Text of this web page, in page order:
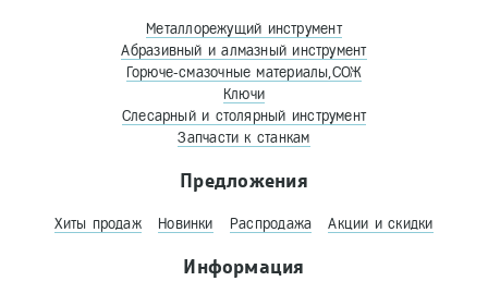
Металлорежущий инструмент
Абразивный и алмазный инструмент
Горюче-смазочные материалы,СОЖ
Ключи
Слесарный и столярный инструмент
Запчасти к станкам
Предложения
Хиты продаж Новинки Распродажа Акции и скидки
Информация